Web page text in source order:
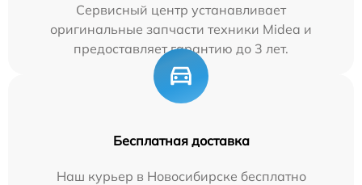
Сервисный центр устанавливает
оригинальные запчасти техники Midea и
предоставляет гарантию до 3 лет.
Бесплатная доставка
Наш курьер в Новосибирске бесплатно